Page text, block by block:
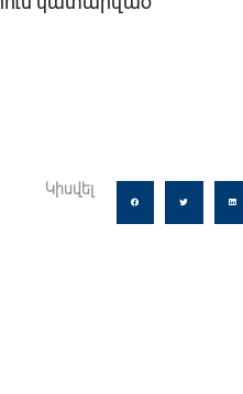
Կիսվել